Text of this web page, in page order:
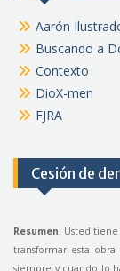
Aarón
Buscando a
Contexto
DioX-men
FJRA
Cesión de
Resumen: Usted
transformar esta
siempre y cuando lo